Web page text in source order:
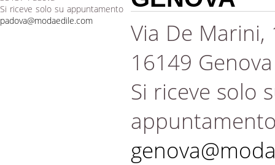
Si riceve solo su appuntamento
padova@modaedile.com
Via De Marini,
16149 Genova
Si riceve solo